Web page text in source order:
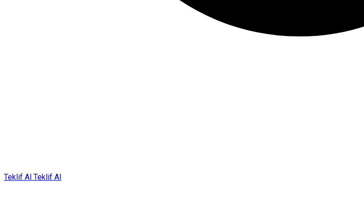
Teklif Al Teklif Al